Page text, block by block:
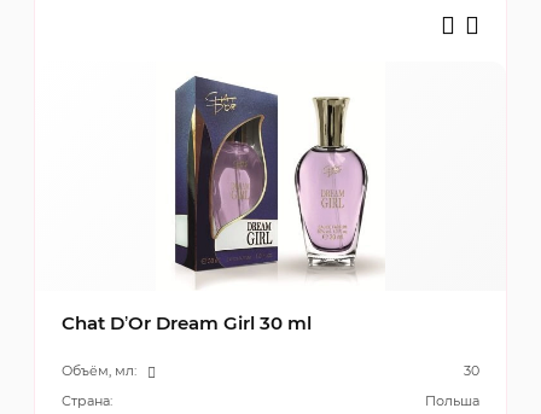
Chat D’Or Dream Girl 30 ml
Объём, мл:
30
Страна:
Польша